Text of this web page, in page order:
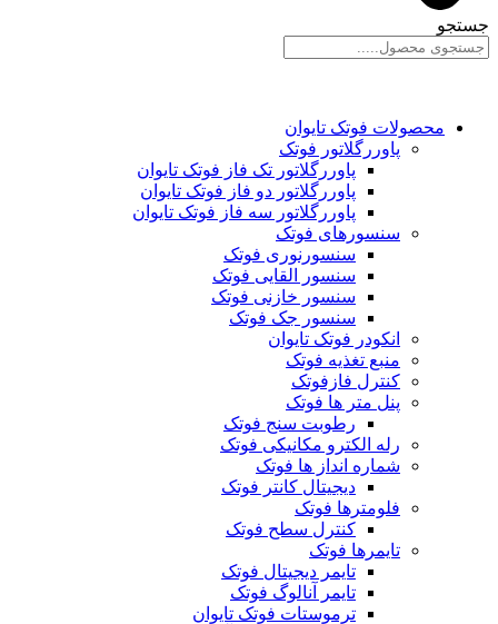
جستجو
محصولات فوتک تایوان
پاوررگلاتور فوتک
پاوررگلاتور تک فاز فوتک تایوان
پاوررگلاتور دو فاز فوتک تایوان
پاوررگلاتور سه فاز فوتک تایوان
سنسورهای فوتک
سنسورنوری فوتک
سنسور القایی فوتک
سنسور خازنی فوتک
سنسور جک فوتک
انکودر فوتک تایوان
منبع تغذیه فوتک
کنترل فازفوتک
پنل متر ها فوتک
رطوبت سنج فوتک
رله الکترو مکانیکی فوتک
شماره انداز ها فوتک
دیجیتال کانتر فوتک
فلومترها فوتک
کنترل سطح فوتک
تایمرها فوتک
تایمر دیجیتال فوتک
تایمر آنالوگ فوتک
ترموستات فوتک تایوان